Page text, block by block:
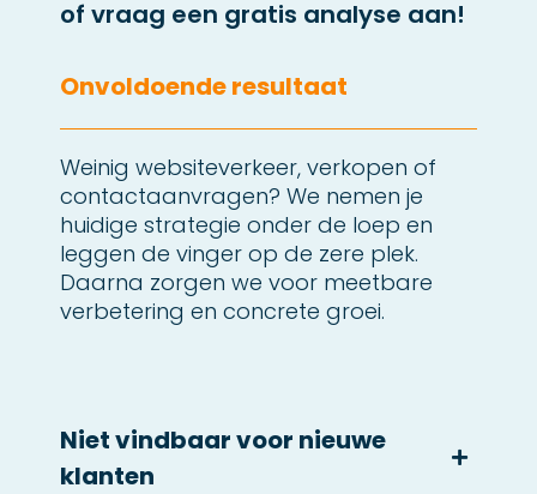
of vraag een gratis analyse aan!
Onvoldoende resultaat
Weinig websiteverkeer, verkopen of
contactaanvragen? We nemen je
huidige strategie onder de loep en
leggen de vinger op de zere plek.
Daarna zorgen we voor meetbare
verbetering en concrete groei.
Niet vindbaar voor nieuwe
klanten